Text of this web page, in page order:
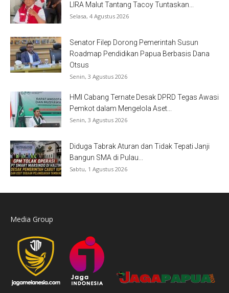
LIRA Malut Tantang Tacoy Tuntaskan...
Selasa, 4 Agustus 2026
Senator Filep Dorong Pemerintah Susun
Roadmap Pendidikan Papua Berbasis Dana
Otsus
Senin, 3 Agustus 2026
HMI Cabang Ternate Desak DPRD Tegas Awasi
Pemkot dalam Mengelola Aset...
Senin, 3 Agustus 2026
Diduga Tabrak Aturan dan Tidak Tepati Janji
Bangun SMA di Pulau...
Sabtu, 1 Agustus 2026
Media Group